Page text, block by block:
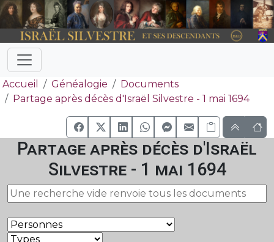
Accueil Généalogie
Documents
Partage après décès d'Israël Silvestre - 1 mai 1694
Partage après décès d'Israël
Silvestre - 1 mai 1694